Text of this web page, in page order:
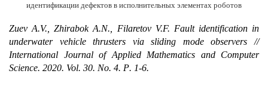
идентификации дефектов в исполнительных элементах роботов
Zuev A.V., Zhirabok A.N., Filaretov V.F. Fault identification in
underwater vehicle thrusters via sliding mode observers //
International Journal of Applied Mathematics and Computer
Science. 2020. Vol. 30. No. 4. P. 1-6.